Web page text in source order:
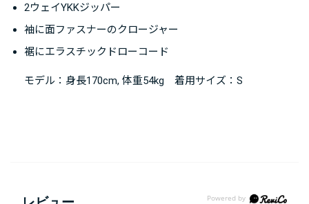
2ウェイYKKジッパー
袖に面ファスナーのクロージャー
裾にエラスチックドローコード
モデル：身長170cm, 体重54kg 着用サイズ：S